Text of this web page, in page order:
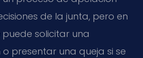
de la junta, pero en
solicitar una
presentar una queja si se